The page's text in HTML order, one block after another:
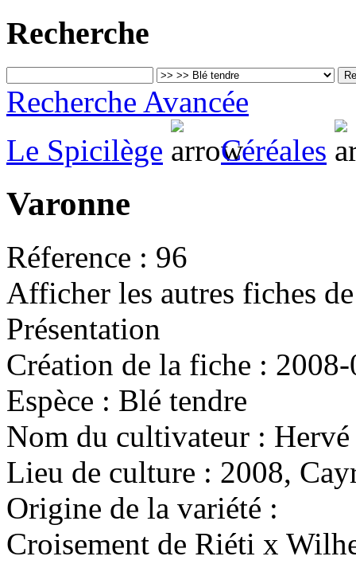
Recherche
Recherche Avancée
Le Spicilège
Céréales
Varonne
Réference : 96
Afficher les autres fiches
Présentation
Création de la fiche :
Espèce : Blé tendre
Nom du cultivateur :
Lieu de culture : 2008,
Origine de la variété :
Croisement de Riéti x